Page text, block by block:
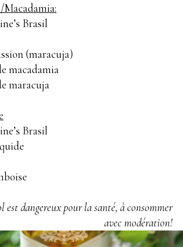
Brasil
(maracuja)
macadamia
maracuja
Brasil
est dangereux pour la santé, à consommer
avec modération!